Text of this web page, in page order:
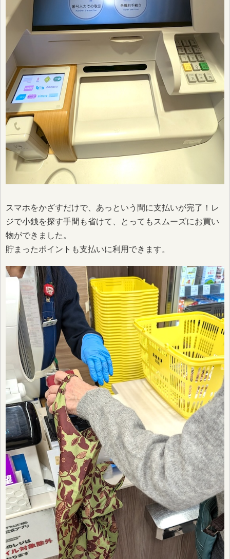
スマホをかざすだけで、あっという間に支払いが完了！レ
ジで小銭を探す手間も省けて、とってもスムーズにお買い
物ができました。
貯まったポイントも支払いに利用できます。